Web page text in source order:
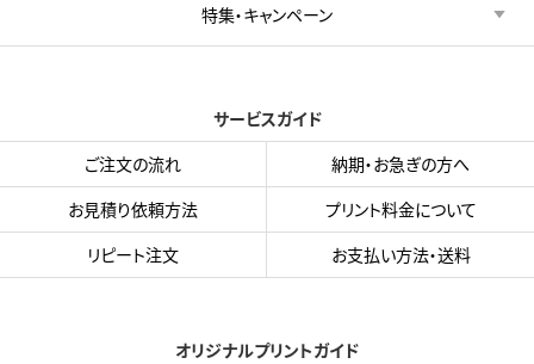
特集・キャンペーン
サービスガイド
ご注文の流れ
納期・お急ぎの方へ
お見積り依頼方法
プリント料金について
リピート注文
お支払い方法・送料
オリジナルプリントガイド